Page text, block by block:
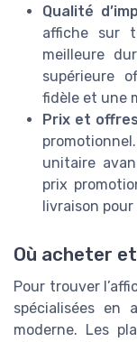
Qualité
affiche sur
meilleure
supérieure
fidèle et une
Prix et offres
unitaire
prix
livraison
Où acheter
Pour trouver
spécialisées en
moderne. Les